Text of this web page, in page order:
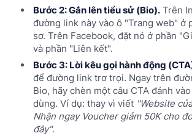
Bước 2: Gắn lên tiểu sử (Bio).Trên
đường link này vào ô "Trang web" ở
sơ. Trên Facebook, đặt nó ở phần
và phần "Liên kết".
Bước 3: Lời kêu gọi hành động
để đường link trơ trọi. Ngay trên
Bio, hãy chèn một câu CTA đánh
dùng. Ví dụ: thay vì viết "Website
Nhận ngay Voucher giảm 50K cho
đây".